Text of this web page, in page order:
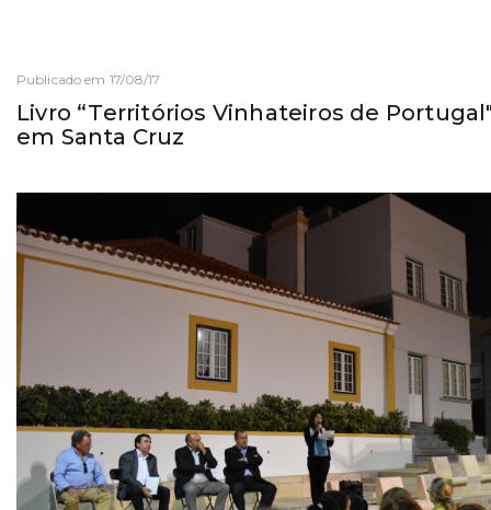
Publicado em 17/08/17
Livro “Territórios Vinhateiros de
em Santa Cruz